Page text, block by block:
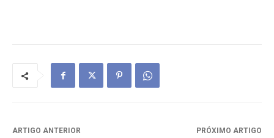
ARTIGO ANTERIOR
PRÓXIMO ARTIGO